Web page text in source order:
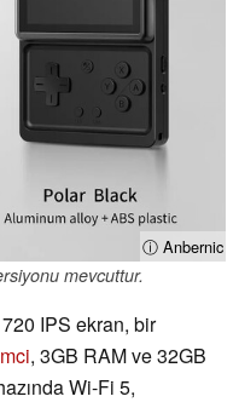
ⓘ Anbernic
mevcuttur.
IPS ekran, bir
, 3GB RAM ve 32GB
Wi-Fi 5,